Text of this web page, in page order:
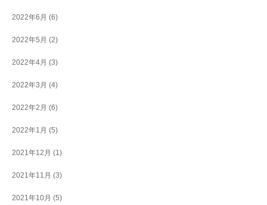
2022年6月 (6)
2022年5月 (2)
2022年4月 (3)
2022年3月 (4)
2022年2月 (6)
2022年1月 (5)
2021年12月 (1)
2021年11月 (3)
2021年10月 (5)